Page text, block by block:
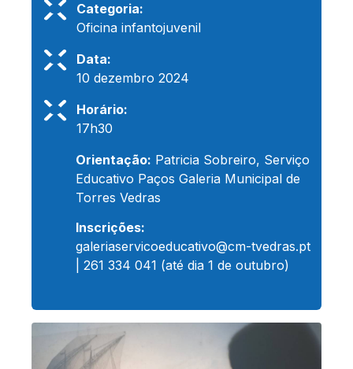
Categoria:
Oficina infantojuvenil
Data:
10 dezembro 2024
Horário:
17h30
Orientação: Patricia Sobreiro, Serviço
Educativo Paços Galeria Municipal de
Torres Vedras
Inscrições:
galeriaservicoeducativo@cm-tvedras.pt
| 261 334 041 (até dia 1 de outubro)